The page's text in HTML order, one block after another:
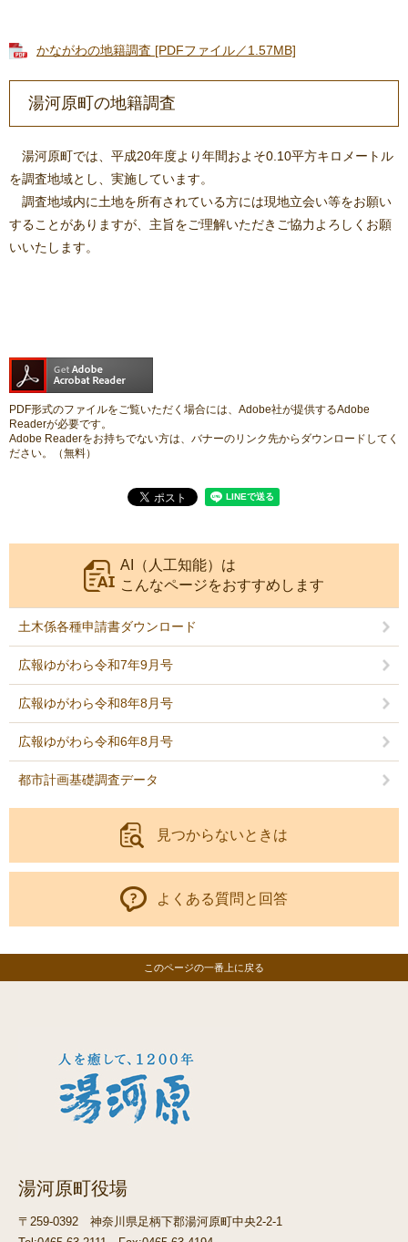
かながわの地籍調査 [PDFファイル／1.57MB]
湯河原町の地籍調査
湯河原町では、平成20年度より年間およそ0.10平方キロメートル
を調査地域とし、実施しています。
調査地域内に土地を所有されている方には現地立会い等をお願い
することがありますが、主旨をご理解いただきご協力よろしくお願
いいたします。
PDF形式のファイルをご覧いただく場合には、Adobe社が提供するAdobe
Readerが必要です。
Adobe Readerをお持ちでない方は、バナーのリンク先からダウンロードしてく
ださい。（無料）
AI（人工知能）は
こんなページをおすすめします
土木係各種申請書ダウンロード
広報ゆがわら令和7年9月号
広報ゆがわら令和8年8月号
広報ゆがわら令和6年8月号
都市計画基礎調査データ
見つからないときは
よくある質問と回答
このページの一番上に戻る
湯河原町役場
〒259-0392
神奈川県足柄下郡湯河原町中央2-2-1